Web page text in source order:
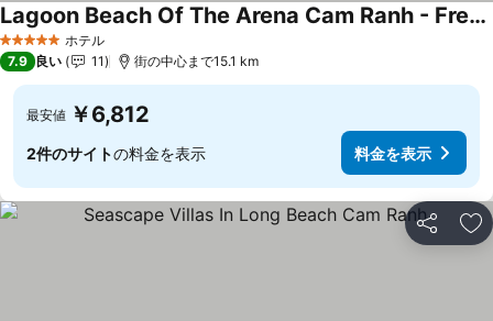
5 ホテルのランク
ホテル
Lagoon Beach Of The Arena Cam Ranh - Free room upgrade
料金を表示
7.9 良い 11 街の中心まで15.1 km
最安値 ￥6,812
2件のサイトの料金を表示 料金を表示
シェア お